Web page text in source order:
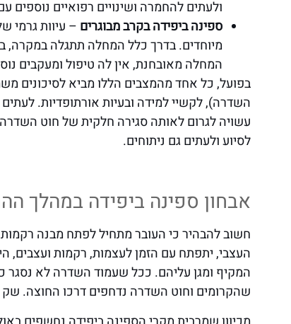
ולעתים להחמרה ושינויים רפואיים נוספים
ספינה ביפידה בקרב מבוגרים – עיוות גרמי
מיוחדים. בדרך כלל המחלה תתגלה במקרה,
המחלה מאובחנת, אין לה טיפול ומעקבים
בפועל, כל אחד מהמצבים הללו מביא לסיכונים
השדרה), לקשיי למידה ובעיות אורתופדיות.
עשויה לגרום לאותה סגירה חלקית של חוט
לסיוע ולעתים גם ניתוחים.
אבחון ספינה ביפידה במהלך
חשוב להבהיר כי העובר מתחיל לפתח מבנה
העצבי, יתפתח עם הזמן לעצמות, רקמות
המקיף ומגן עליהם. ככל שעמוד השדרה לא נסגר
שהקרומים וחוט השדרה נדחפים דרכו החוצה. שק